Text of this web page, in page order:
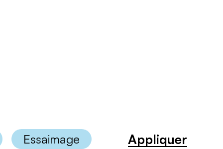
Essaimage
Appliquer